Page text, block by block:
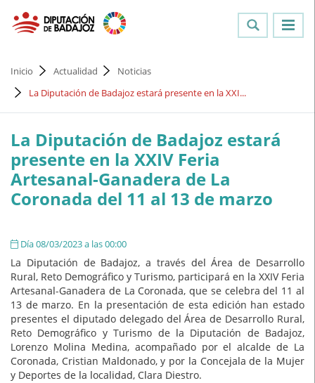
Inicio Actualidad
Noticias
La Diputación de Badajoz estará presente en la XXI...
La Diputación de Badajoz estará
presente en la XXIV Feria
Artesanal-Ganadera de La
Coronada del 11 al 13 de marzo
Día 08/03/2023 a las 00:00
La Diputación de Badajoz, a través del Área de Desarrollo
Rural, Reto Demográfico y Turismo, participará en la XXIV Feria
Artesanal-Ganadera de La Coronada, que se celebra del 11 al
13 de marzo. En la presentación de esta edición han estado
presentes el diputado delegado del Área de Desarrollo Rural,
Reto Demográfico y Turismo de la Diputación de Badajoz,
Lorenzo Molina Medina, acompañado por el alcalde de La
Coronada, Cristian Maldonado, y por la Concejala de la Mujer
y Deportes de la localidad, Clara Diestro.